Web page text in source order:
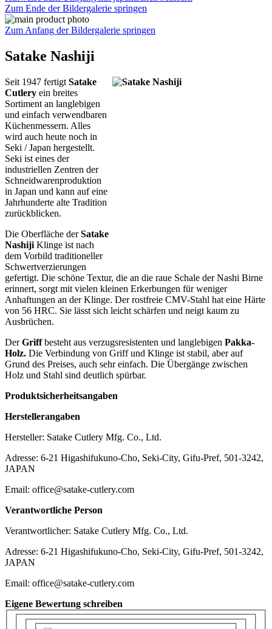
Zum Ende der Bildergalerie springen
Zum Anfang der Bildergalerie springen
Satake Nashiji
Seit 1947 fertigt Satake
Cutlery ein breites
Sortiment an langlebigen
und einfach verwendbaren
Küchenmessern. Alles
wird auch heute noch in
Seki / Japan hergestellt.
Seki ist eines der
industriellen Zentren der
Schneidwarenproduktion
in Japan und kann auf eine
Jahrhunderte alte Tradition
zurückblicken.
Die Oberfläche derSatake
Nashiji Klinge ist nach
dem Vorbild traditioneller
Schwertverzierungen
gefertigt. Die schöne Textur, die an die raue Schale der Nashi Birne
erinnert, sorgt mit vielen kleinen Erkerbungen für weniger
Anhaftungen an der Klinge. Der rostfreie CMV-Stahl hat eine Härte
von 56 HRC. Sie lässt sich leicht schärfen und neigt kaum zu
Ausbrüchen.
DerGriffbesteht aus verzugsresistenten und langlebigen Pakka-
Holz. Die Verbindung von Griff und Klinge ist stabil, aber auf
Grund des Preises, auch sehr einfach. Die Übergänge zwischen
Holz und Stahl sind deutlich spürbar.
Produktsicherheitsangaben
Herstellerangaben
Hersteller: Satake Cutlery Mfg. Co., Ltd.
Adresse: 6-21 Higashifukuno-Cho, Seki-City, Gifu-Pref, 501-3242,
JAPAN
Email: office@satake-cutlery.com
Verantwortliche Person
Verantwortlicher: Satake Cutlery Mfg. Co., Ltd.
Adresse: 6-21 Higashifukuno-Cho, Seki-City, Gifu-Pref, 501-3242,
JAPAN
Email: office@satake-cutlery.com
Eigene Bewertung schreiben